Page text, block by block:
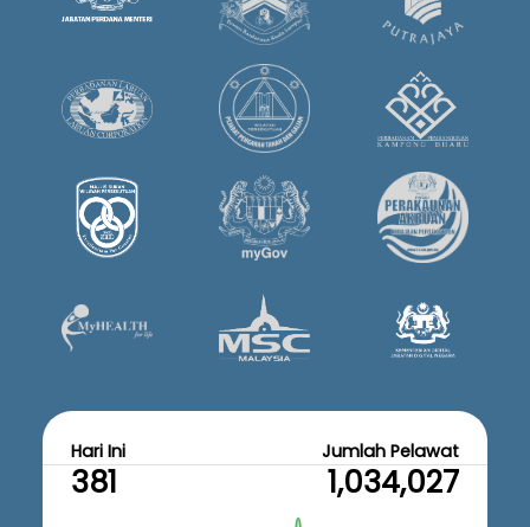
Hari Ini Jumlah Pelawat
381 1,034,027